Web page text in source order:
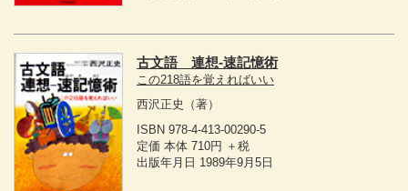
古文語 連想-速記憶術
この218語を覚えればいい
西沢正史
（著）
ISBN 978-4-413-00290-5
定価 本体 710円 ＋税
出版年月日 1989年9月5日